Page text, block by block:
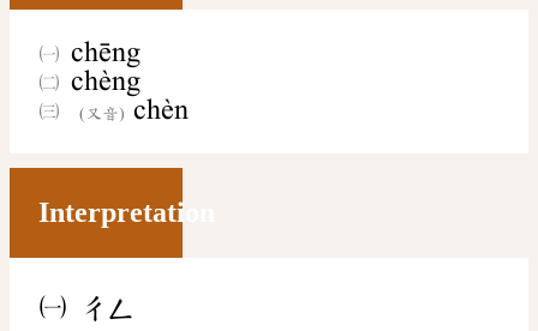
chēng
chèng
(又音) chèn
Interpretation
㈠ ㄔㄥ